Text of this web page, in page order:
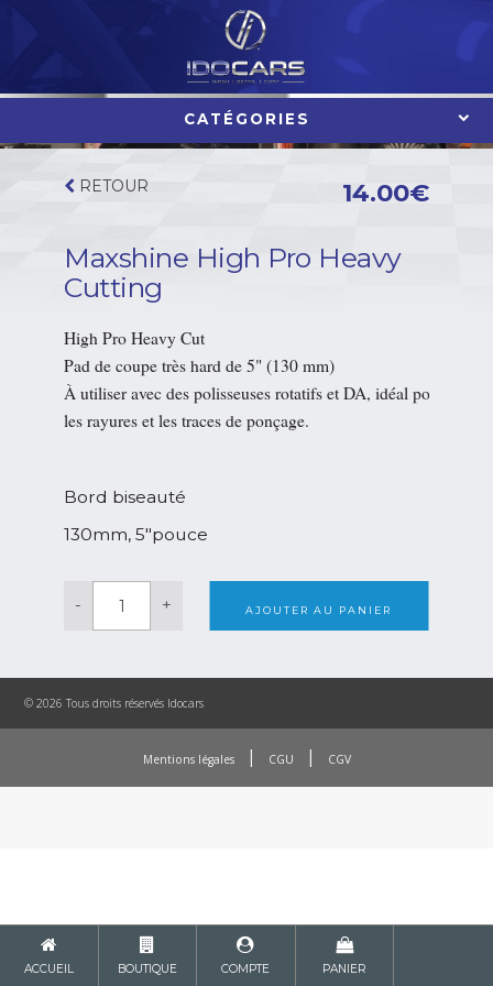
ACCUEIL BOUTIQUE COMPTE PANIER
CATÉGORIES
RETOUR
Maxshine High Pro Heavy
Cutting
14.00€
High Pro Heavy Cut
Pad de coupe très hard de 5" (130 mm)
À utiliser avec des polisseuses rotatifs et DA, idéal pour des
les rayures et les traces de ponçage.
Bord biseauté
130mm, 5″pouce
-
High
Cutting
+ AJOUTER AU PANIER
© 2026 Tous droits réservés Idocars
Mentions légales | CGU | CGV